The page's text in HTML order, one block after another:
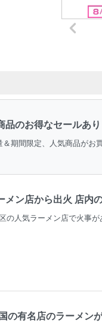
品のお得なセールあり
期間限定、人気商品がお
メン店から出火 店内
の人気ラーメン店で火事
の有名店のラーメン